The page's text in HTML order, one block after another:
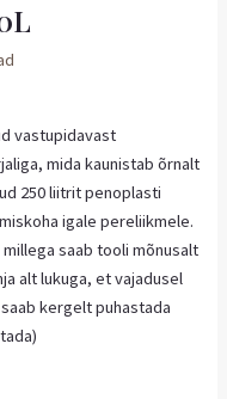
vastupidavast
mida kaunistab õrnalt
250 liitrit penoplasti
igale pereliikmele.
saab tooli mõnusalt
alt lukuga, et vajadusel
kergelt puhastada